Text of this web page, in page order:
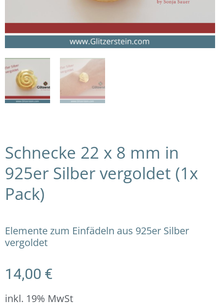
Schnecke 22 x 8 mm in
925er Silber vergoldet (1x
Pack)
Elemente zum Einfädeln aus 925er Silber
vergoldet
14,00 €
inkl. 19% MwSt